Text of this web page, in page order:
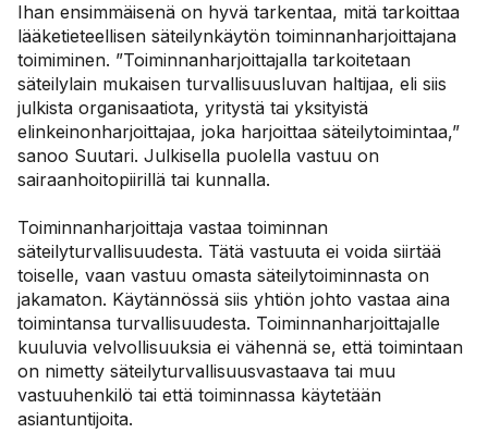
Ihan ensimmäisenä on hyvä tarkentaa, mitä tarkoittaa
lääketieteellisen säteilynkäytön toiminnanharjoittajana
toimiminen. ”Toiminnanharjoittajalla tarkoitetaan
säteilylain mukaisen turvallisuusluvan haltijaa, eli siis
julkista organisaatiota, yritystä tai yksityistä
elinkeinonharjoittajaa, joka harjoittaa säteilytoimintaa,”
sanoo Suutari. Julkisella puolella vastuu on
sairaanhoitopiirillä tai kunnalla.
Toiminnanharjoittaja vastaa toiminnan
säteilyturvallisuudesta. Tätä vastuuta ei voida siirtää
toiselle, vaan vastuu omasta säteilytoiminnasta on
jakamaton. Käytännössä siis yhtiön johto vastaa aina
toimintansa turvallisuudesta. Toiminnanharjoittajalle
kuuluvia velvollisuuksia ei vähennä se, että toimintaan
on nimetty säteilyturvallisuusvastaava tai muu
vastuuhenkilö tai että toiminnassa käytetään
asiantuntijoita.